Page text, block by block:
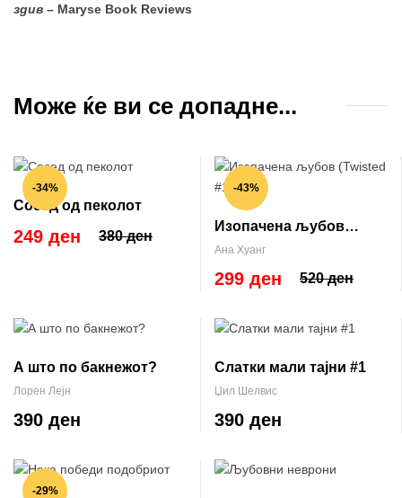
здив – Maryse Book Reviews
Може ќе ви се допадне...
-34%
Сосед од пеколот
380 ден
249 ден
-43%
Изопачена љубов
(Twisted #1)
Ана Хуанг
520 ден
299 ден
А што по бакнежот?
Лорен Лејн
390 ден
Слатки мали тајни #1
Џил Шелвис
390 ден
-29%